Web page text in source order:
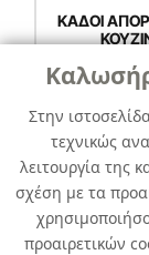
Στην
τεχνικώς
λειτουργία της
σχέση με τα
προαιρετικών
ΚΑΔΟΙ